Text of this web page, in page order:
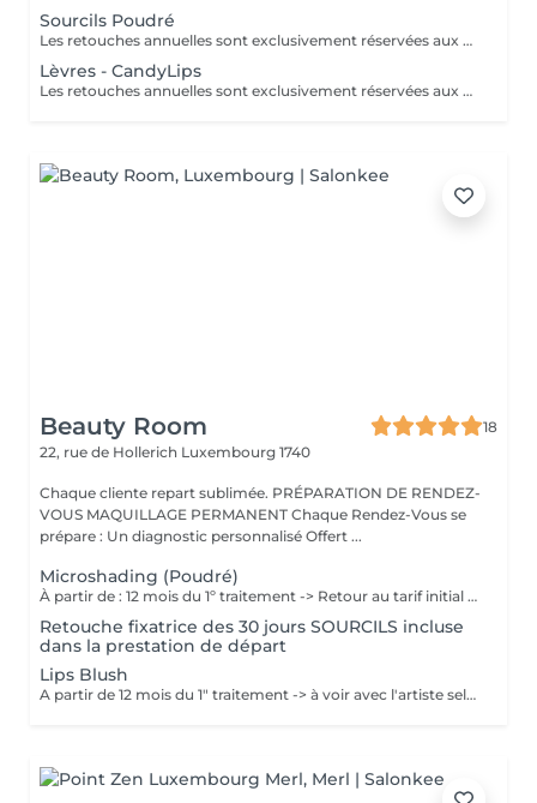
Sourcils Poudré
Les retouches annuelles sont exclusivement réservées aux clientes ayant fait la création sourcils dans notre centre.
Lèvres - CandyLips
Les retouches annuelles sont exclusivement réservées aux clientes ayant fait la création sourcils dans notre centre.
Beauty Room
18
22, rue de Hollerich Luxembourg 1740
Chaque cliente repart sublimée. PRÉPARATION DE RENDEZ-
VOUS MAQUILLAGE PERMANENT Chaque Rendez-Vous se
prépare : Un diagnostic personnalisé Offert ...
Microshading (Poudré)
À partir de : 12 mois du 1º traitement -> Retour au tarif initial (à voir avec l'artiste selon chaque cas). Chaque cliente repart sublimée: La micropigmentation des sourcils MicroShading est une technique innovante qui permet de recréer des sourcils naturels et réalistes. Nos experts artistiques utilisent des pigments spéciaux pour créer subtilement des micro-points pour les sourcils en MicroShading, donnant l'illusion d'un effet de couleur harmonieuse pour les sourcils avec la technique du MicroShading poudré. Ces méthodes révolutionnaires sont non invasives et offre des résultats impressionnants. Découvrez la micropigmentation MicroShading des sourcils à Luxembourg-gare avec Diana.
Retouche fixatrice des 30 jours SOURCILS incluse
dans la prestation de départ
Lips Blush
A partir de 12 mois du 1" traitement -> à voir avec l'artiste selon chaque cas. Chaque cliente repart sublimée: La micropigmentation des lèvres est une technique innovante qui permet de recréer des lèvres naturelles et réalistes. Nos experts artistiques utilisent des pigments spéciaux pour créer subtilement des micro-points pour les lèvres, donnant l'illusion d'un effet de couleur harmonieuse pour les lèvres avec la technique du MicroShading poudré. Ces méthodes révolutionnaires sont non invasives et offre des résultats impressionnants. Découvrez la micropigmentation des lèvres à Luxembourg-gare avec Diana.